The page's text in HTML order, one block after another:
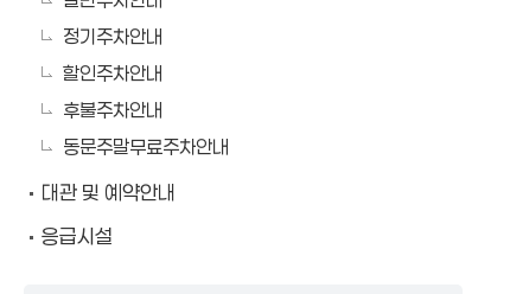
정기주차안내
할인주차안내
후불주차안내
동문주말무료주차안내
대관 및 예약안내
응급시설